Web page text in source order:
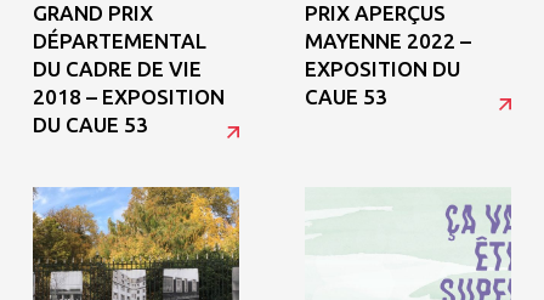
GRAND PRIX
DÉPARTEMENTAL
DU CADRE DE VIE
2018 – EXPOSITION
DU CAUE 53
PRIX APERÇUS
MAYENNE 2022 –
EXPOSITION DU
CAUE 53